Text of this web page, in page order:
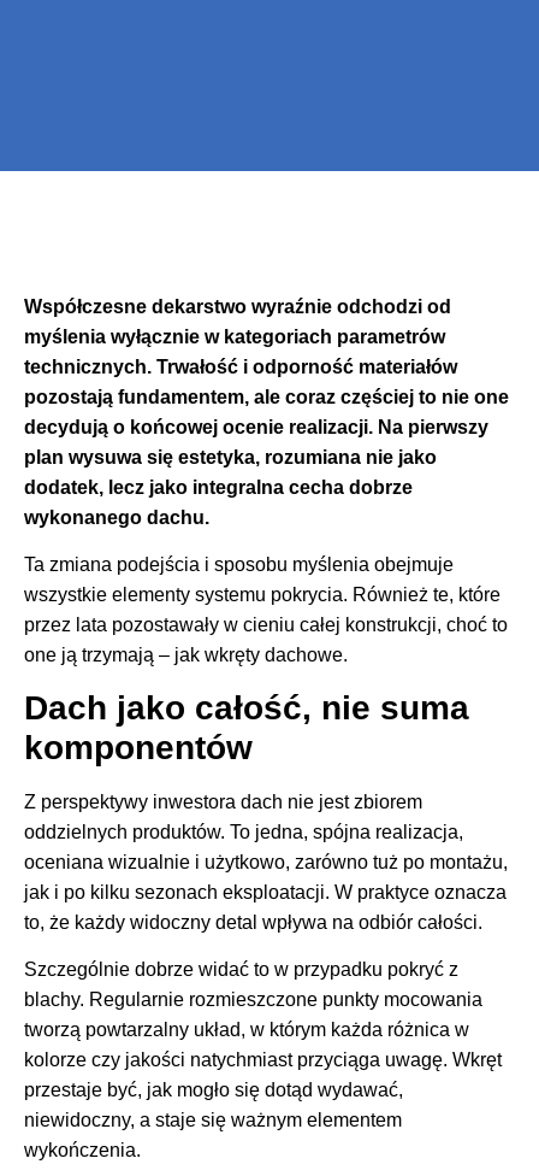
Współczesne dekarstwo wyraźnie odchodzi od
myślenia wyłącznie w kategoriach parametrów
technicznych. Trwałość i odporność materiałów
pozostają fundamentem, ale coraz częściej to nie one
decydują o końcowej ocenie realizacji. Na pierwszy
plan wysuwa się estetyka, rozumiana nie jako
dodatek, lecz jako integralna cecha dobrze
wykonanego dachu.
Ta zmiana podejścia i sposobu myślenia obejmuje
wszystkie elementy systemu pokrycia. Również te, które
przez lata pozostawały w cieniu całej konstrukcji, choć to
one ją trzymają – jak wkręty dachowe.
Dach jako całość, nie suma
komponentów
Z perspektywy inwestora dach nie jest zbiorem
oddzielnych produktów. To jedna, spójna realizacja,
oceniana wizualnie i użytkowo, zarówno tuż po montażu,
jak i po kilku sezonach eksploatacji. W praktyce oznacza
to, że każdy widoczny detal wpływa na odbiór całości.
Szczególnie dobrze widać to w przypadku pokryć z
blachy. Regularnie rozmieszczone punkty mocowania
tworzą powtarzalny układ, w którym każda różnica w
kolorze czy jakości natychmiast przyciąga uwagę. Wkręt
przestaje być, jak mogło się dotąd wydawać,
niewidoczny, a staje się ważnym elementem
wykończenia.